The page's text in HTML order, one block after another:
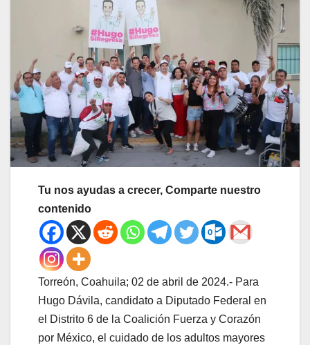
Tu nos ayudas a crecer, Comparte nuestro
contenido
Torreón, Coahuila; 02 de abril de 2024.- Para
Hugo Dávila, candidato a Diputado Federal en
el Distrito 6 de la Coalición Fuerza y Corazón
por México, el cuidado de los adultos mayores